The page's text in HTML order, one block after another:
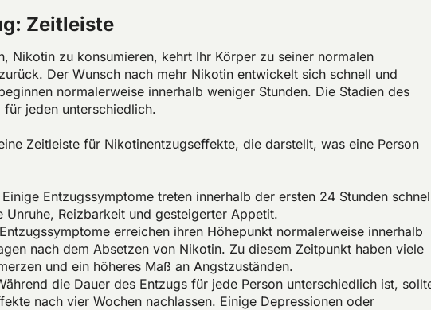
Zeitleiste
Nikotin zu konsumieren, kehrt Ihr Körper zu seiner normalen
Der Wunsch nach mehr Nikotin entwickelt sich schnell und
normalerweise innerhalb weniger Stunden. Die Stadien des
jeden unterschiedlich.
Zeitleiste für Nikotinentzugseffekte, die darstellt, was eine Person
Entzugssymptome treten innerhalb der ersten 24 Stunden
Unruhe, Reizbarkeit und gesteigerter Appetit.
erreichen ihren Höhepunkt normalerweise innerhalb
nach dem Absetzen von Nikotin. Zu diesem Zeitpunkt haben viele
und ein höheres Maß an Angstzuständen.
die Dauer des Entzugs für jede Person unterschiedlich ist,
nach vier Wochen nachlassen. Einige Depressionen oder